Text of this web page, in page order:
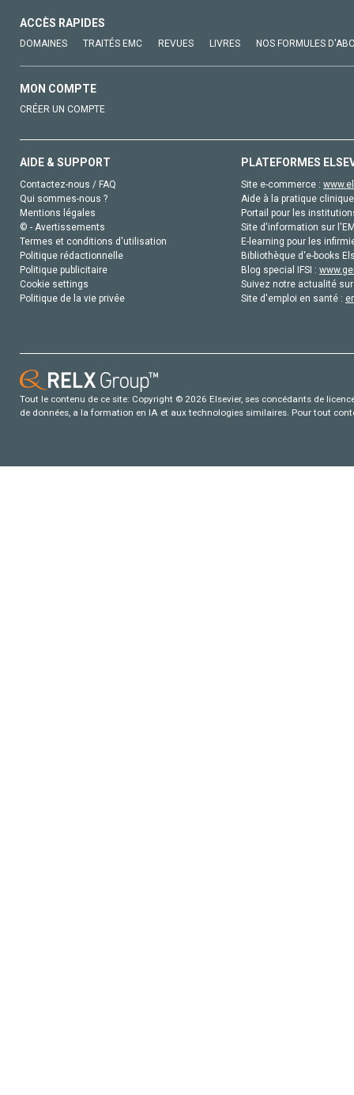
ACCÈS RAPIDES
DOMAINES TRAITÉS EMC REVUES LIVRES NOS FORMULES
MON COMPTE
CRÉER UN COMPTE
AIDE & SUPPORT
Contactez-nous / FAQ
Qui sommes-nous ?
Mentions légales
© - Avertissements
Termes et conditions d'utilisation
Politique rédactionnelle
Politique publicitaire
Cookie settings
Politique de la vie privée
PLATEFORMES
Site e-commerce :
Aide à la pratique
Portail pour les
Site d'information sur
E-learning pour les
Bibliothèque d'e-books
Blog special IFSI :
Suivez notre actualité
Site d'emploi en santé :
Tout le contenu de ce site: Copyright © 2026 Elsevier, ses concédants de
de données, a la formation en IA et aux technologies similaires. Pour tout